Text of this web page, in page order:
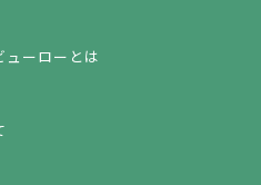
ューローとは